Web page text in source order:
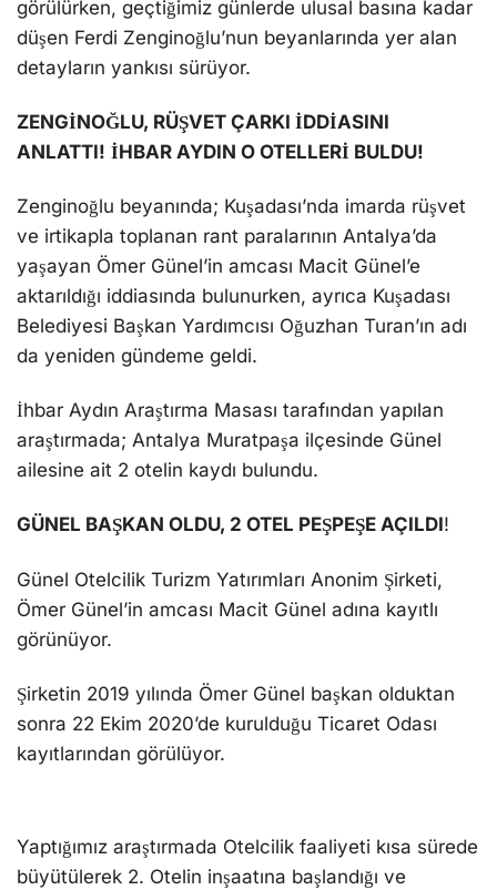
görülürken, geçtiğimiz günlerde ulusal basına kadar
düşen Ferdi Zenginoğlu’nun beyanlarında yer alan
detayların yankısı sürüyor.
ZENGİNOĞLU, RÜŞVET ÇARKI İDDİASINI
ANLATTI! İHBAR AYDIN O OTELLERİ BULDU!
Zenginoğlu beyanında; Kuşadası’nda imarda rüşvet
ve irtikapla toplanan rant paralarının Antalya’da
yaşayan Ömer Günel’in amcası Macit Günel’e
aktarıldığı iddiasında bulunurken, ayrıca Kuşadası
Belediyesi Başkan Yardımcısı Oğuzhan Turan’ın adı
da yeniden gündeme geldi.
İhbar Aydın Araştırma Masası tarafından yapılan
araştırmada; Antalya Muratpaşa ilçesinde Günel
ailesine ait 2 otelin kaydı bulundu.
GÜNEL BAŞKAN OLDU, 2 OTEL PEŞPEŞE AÇILDI!
Günel Otelcilik Turizm Yatırımları Anonim Şirketi,
Ömer Günel’in amcası Macit Günel adına kayıtlı
görünüyor.
Şirketin 2019 yılında Ömer Günel başkan olduktan
sonra 22 Ekim 2020’de kurulduğu Ticaret Odası
kayıtlarından görülüyor.
Yaptığımız araştırmada Otelcilik faaliyeti kısa sürede
büyütülerek 2. Otelin inşaatına başlandığı ve